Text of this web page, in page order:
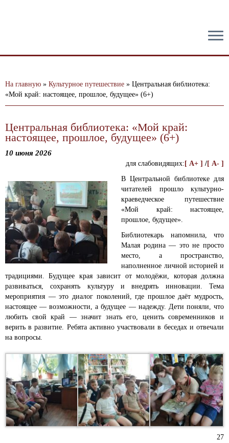
На главную » Культурное путешествие » Центральная библиотека:
«Мой край: настоящее, прошлое, будущее» (6+)
Центральная библиотека: «Мой край:
настоящее, прошлое, будущее» (6+)
10 июня 2026
для слабовидящих: [ A+ ] /[ A- ]
В Центральной библиотеке для
читателей прошло культурно-
краеведческое путешествие
«Мой край: настоящее,
прошлое, будущее».
Библиотекарь напомнила, что
Малая родина — это не просто
место, а пространство,
наполненное личной историей и
традициями. Будущее края зависит от молодёжи, которая должна
развиваться, сохранять культуру и внедрять инновации. Тема
мероприятия — это диалог поколений, где прошлое даёт мудрость,
настоящее — возможности, а будущее — надежду. Дети поняли, что
любить свой край — значит знать его, ценить современников и
верить в развитие. Ребята активно участвовали в беседах и отвечали
на вопросы.
27